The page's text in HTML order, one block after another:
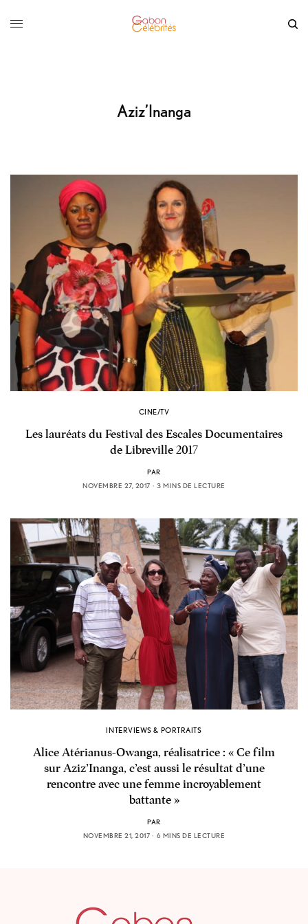
Aziz’Inanga
CINE/TV
Les lauréats du Festival des Escales Documentaires
de Libreville 2017
PAR
NOVEMBRE 27, 2017
3 MINS DE LECTURE
INTERVIEWS & PORTRAITS
Alice Atérianus-Owanga, réalisatrice : « Ce film
sur Aziz’Inanga, c’est aussi le résultat d’une
rencontre avec une femme incroyablement
battante »
PAR
NOVEMBRE 21, 2017
6 MINS DE LECTURE